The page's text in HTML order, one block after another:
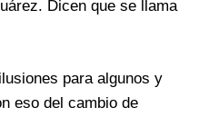
Dicen que se llama
para algunos y
eso del cambio de